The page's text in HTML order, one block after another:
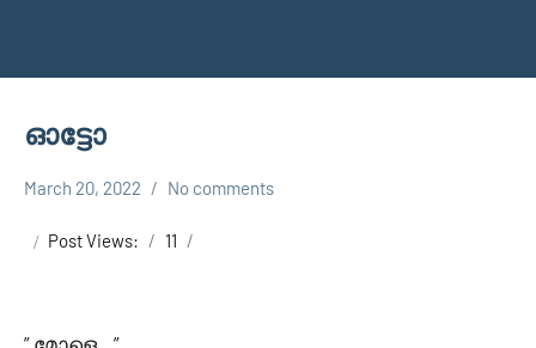
ഓട്ടോ
March 20, 2022
Cm
No comments
Post Views: 11
” മോളെ…”